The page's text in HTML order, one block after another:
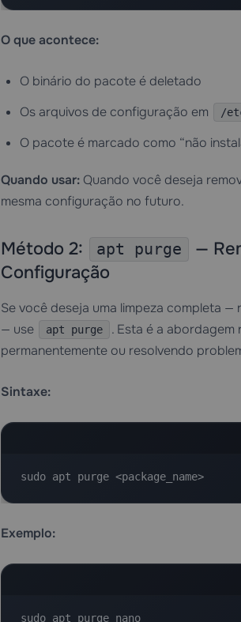
O que acontece:
O binário do pacote é deletado
Os arquivos de configuração em
/
O pacote é marcado como “não
Quando usar:Quando você deseja
mesma configuração no futuro.
Método 2: apt purge
—
Configuração
Se você deseja uma limpeza completa
— use
apt purge
. Esta é a
permanentemente ou resolvendo
Sintaxe:
sudo apt purge <package_name>
Exemplo:
sudo apt purge nano